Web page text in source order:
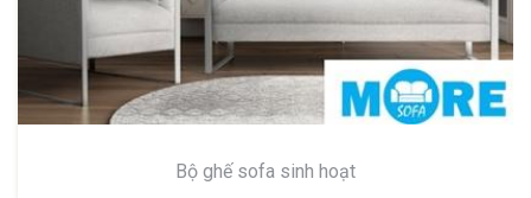
Bộ ghế sofa sinh hoạt